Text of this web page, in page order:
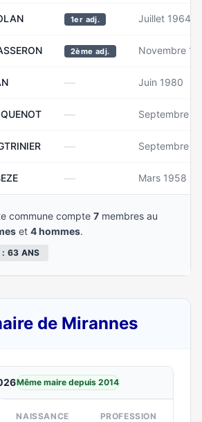
1er adj. Juillet 1964
2ème adj. Novembre
— Juin 1980
— Septembre
— Septembre
— Mars 1958
commune compte 7 membres au
et 4 hommes.
: 63 ANS
de Mirannes
Même maire depuis 2014
NAISSANCE PROFESSION